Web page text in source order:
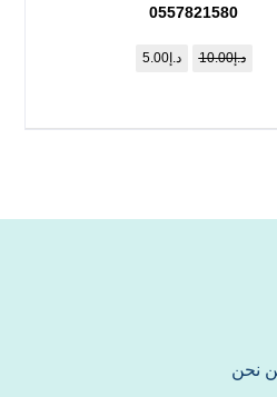
0557821580
د.إ10.00 د.إ5.00
نحن